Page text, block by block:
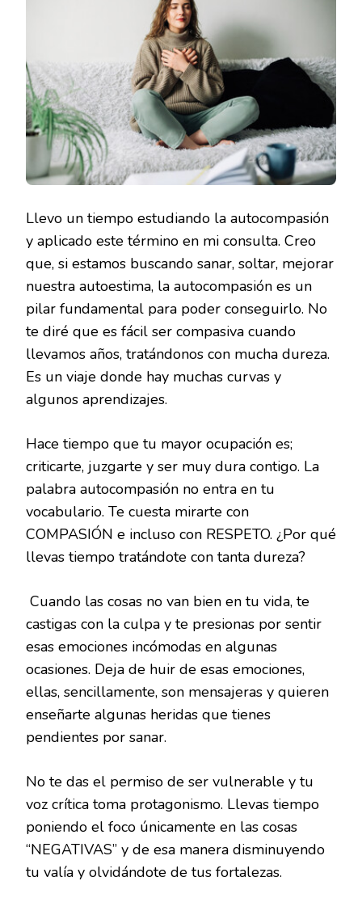
Llevo un tiempo estudiando la autocompasión
y aplicado este término en mi consulta. Creo
que, si estamos buscando sanar, soltar, mejorar
nuestra autoestima, la autocompasión es un
pilar fundamental para poder conseguirlo. No
te diré que es fácil ser compasiva cuando
llevamos años, tratándonos con mucha dureza.
Es un viaje donde hay muchas curvas y
algunos aprendizajes.
Hace tiempo que tu mayor ocupación es;
criticarte, juzgarte y ser muy dura contigo. La
palabra autocompasión no entra en tu
vocabulario. Te cuesta mirarte con
COMPASIÓN e incluso con RESPETO. ¿Por qué
llevas tiempo tratándote con tanta dureza?
Cuando las cosas no van bien en tu vida, te
castigas con la culpa y te presionas por sentir
esas emociones incómodas en algunas
ocasiones. Deja de huir de esas emociones,
ellas, sencillamente, son mensajeras y quieren
enseñarte algunas heridas que tienes
pendientes por sanar.
No te das el permiso de ser vulnerable y tu
voz crítica toma protagonismo. Llevas tiempo
poniendo el foco únicamente en las cosas
“NEGATIVAS” y de esa manera disminuyendo
tu valía y olvidándote de tus fortalezas.